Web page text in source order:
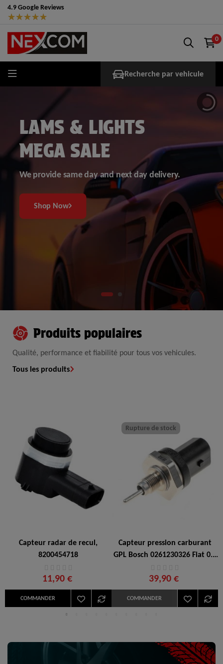
4.9 Google Reviews
★★★★★
0
Recherche par vehicule
LAMS & LIGHTS
MEGA SALE
We provide same day and next day delivery.
Shop Now
Produits populaires
Qualité, performance et fiabilité pour tous vos vehicules.
Tous les produits
Capteur radar de recul,
8200454718
11,90 €
COMMANDER
Rupture de stock
Capteur pression carburant
GPL Bosch 0261230326 Fiat 0.9
39,90 €
COMMANDER